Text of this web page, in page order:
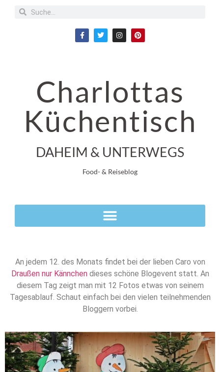
Charlottas
Küchentisch
DAHEIM & UNTERWEGS
Food- & Reiseblog
An jedem 12. des Monats findet bei der lieben Caro von
Draußen nur Kännchendieses schöne Blogevent statt. An
diesem Tag zeigt man mit 12 Fotos etwas von seinem
Tagesablauf. Schaut einfach bei den vielen teilnehmenden
Bloggern vorbei.